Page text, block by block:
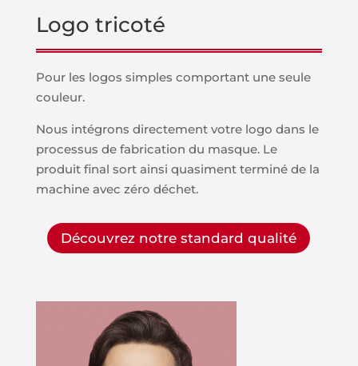
Logo tricoté
Pour les logos simples comportant une seule
couleur.
Nous intégrons directement votre logo dans le
processus de fabrication du masque. Le
produit final sort ainsi quasiment terminé de la
machine avec zéro déchet.
Découvrez notre standard qualité